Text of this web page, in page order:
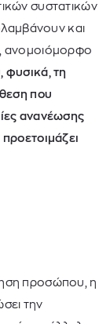
συστατικών
και
ανομοιόμορφο
φυσικά, τη
που
ανανέωσης
προσώπου, η
την